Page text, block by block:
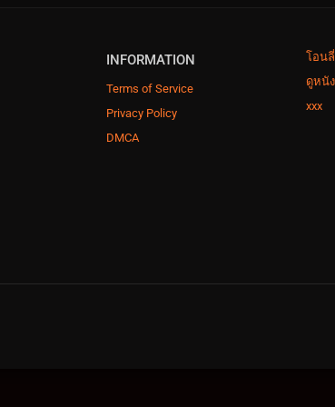
INFORMATION
Terms of Service
Privacy Policy
DMCA
โอน
ดูหนั
xxx